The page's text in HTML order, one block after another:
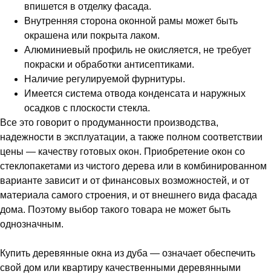
впишется в отделку фасада.
Внутренняя сторона оконной рамы может быть
окрашена или покрыта лаком.
Алюминиевый профиль не окисляется, не требует
покраски и обработки антисептиками.
Наличие регулируемой фурнитуры.
Имеется система отвода конденсата и наружных
осадков с плоскости стекла.
Все это говорит о продуманности производства,
надежности в эксплуатации, а также полном соответствии
цены — качеству готовых окон. Приобретение окон со
стеклопакетами из чистого дерева или в комбинированном
варианте зависит и от финансовых возможностей, и от
материала самого строения, и от внешнего вида фасада
дома. Поэтому выбор такого товара не может быть
однозначным.
Купить деревянные окна из дуба — означает обеспечить
свой дом или квартиру качественными деревянными